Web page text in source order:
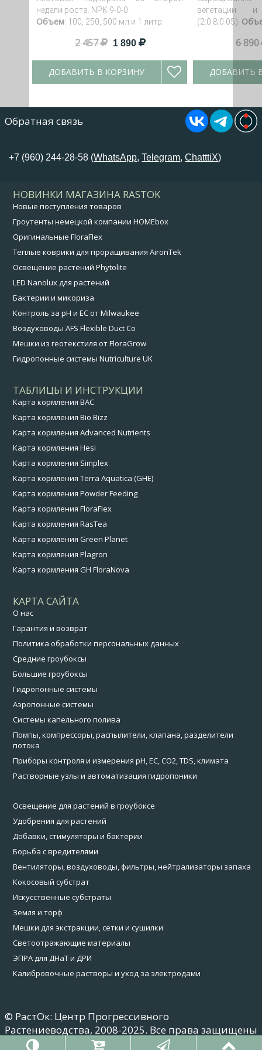
недели роста. NPK 9-0-0
Объем: 100, 250, 500 мл и 1 литр.
2 457 1 890
ДОБАВИТЬ В КОРЗИНУ
вегетации
(2:0.8:0.05).
6 890
ДОБАВИТЬ
Обратная связь
+7 (960) 244-28-58 (WhatsApp,Telegram,ChatttiX)
НОВИНКИ МАГАЗИНА RASTOK
Новые поступления товаров
Гроутенты немецкой компании HOMEbox
Оригинальные FloraFlex
Теплые коврики для проращивания AironTek
Освещение растений Phytolite
LED Nanolux для растений
Бактерии и микориза
Контроль за pH и EC от Milwaukee
Воздуховоды AFS Flexible Duct Co
Мешки из геотекстиля от FloraGrow
Гидропонные системы Nutriculture UK
ТАБЛИЦЫ И ИНСТРУКЦИИ
Карта кормления BAC
Карта кормления Bio Bizz
Карта кормления Advanced Nutrients
Карта кормления Hesi
Карта кормления Simplex
Карта кормления Terra Aquatica (GHE)
Карта кормления Powder Feeding
Карта кормления FloraFlex
Карта кормления RasTea
Карта кормления Green Planet
Карта кормления Plagron
Карта кормления GH FloraNova
КАРТА САЙТА
О нас
Гарантия и возврат
Политика обработки персональных данных
Средние гроубоксы
Большие гроубоксы
Гидропонные системы
Аэропонные системы
Системы капельного полива
Помпы, компрессоры, распылители, клапана, разделители
потока
Приборы контроля и измерения pH, EC, CO2, TDS, климата
Растворные узлы и автоматизация гидропоники
Освещение для растений в гроубоксе
Удобрения для растений
Добавки, стимуляторы и бактерии
Борьба с вредителями
Вентиляторы, воздуховоды, фильтры, нейтрализаторы запаха
Кокосовый субстрат
Искусственные субстраты
Земля и торф
Мешки для экстракции, сетки и сушилки
Светоотражающие материалы
ЭПРА для ДНаТ и ДРИ
Калибровочные растворы и уход за электродами
© РастОк: Центр Прогрессивного
Растениеводства, 2008-2025. Все права защищены
Зарегистрированный товарный знак
RastOk